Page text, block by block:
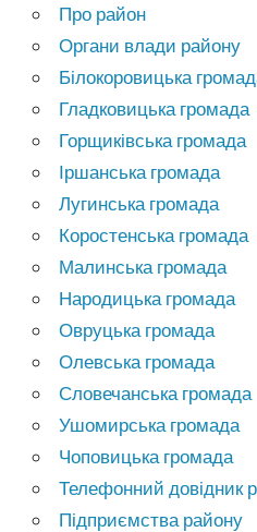
Про район
Органи влади району
Білокоровицька
Гладковицька громада
Горщиківська громада
Іршанська громада
Лугинська громада
Коростенська громада
Малинська громада
Народицька громада
Овруцька громада
Олевська громада
Словечанська громада
Ушомирська громада
Чоповицька громада
Телефонний довідник
Підприємства району